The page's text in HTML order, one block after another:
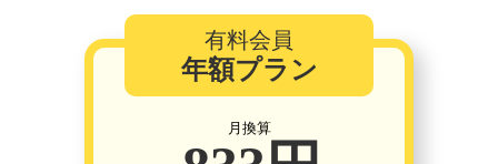
有料会員
年額プラン
月換算